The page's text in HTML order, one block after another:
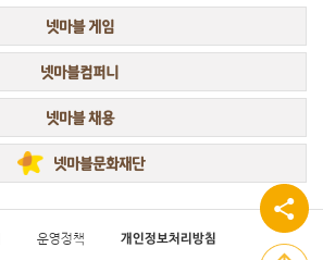
상
넷마블 게임
넷마블컴퍼니
넷마블 채용
넷마블문화재단
운영정책 개인정보처리방침